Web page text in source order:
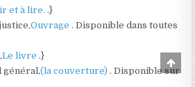
et à lire. .}
Ouvrage . Disponible dans toutes
Le livre .}
général,(la couverture) . Disponible surto
Top